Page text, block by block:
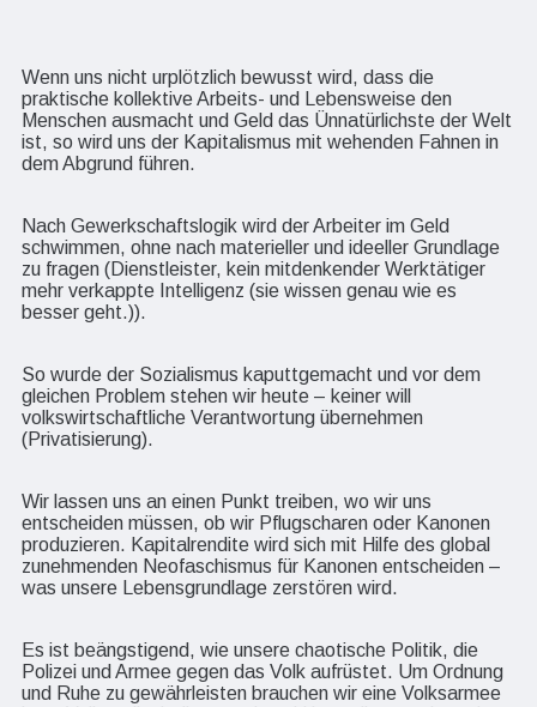
Wenn uns nicht urplötzlich bewusst wird, dass die
praktische kollektive Arbeits- und Lebensweise den
Menschen ausmacht und Geld das Ünnatürlichste der Welt
ist, so wird uns der Kapitalismus mit wehenden Fahnen in
dem Abgrund führen.
Nach Gewerkschaftslogik wird der Arbeiter im Geld
schwimmen, ohne nach materieller und ideeller Grundlage
zu fragen (Dienstleister, kein mitdenkender Werktätiger
mehr verkappte Intelligenz (sie wissen genau wie es
besser geht.)).
So wurde der Sozialismus kaputtgemacht und vor dem
gleichen Problem stehen wir heute – keiner will
volkswirtschaftliche Verantwortung übernehmen
(Privatisierung).
Wir lassen uns an einen Punkt treiben, wo wir uns
entscheiden müssen, ob wir Pflugscharen oder Kanonen
produzieren. Kapitalrendite wird sich mit Hilfe des global
zunehmenden Neofaschismus für Kanonen entscheiden –
was unsere Lebensgrundlage zerstören wird.
Es ist beängstigend, wie unsere chaotische Politik, die
Polizei und Armee gegen das Volk aufrüstet. Um Ordnung
und Ruhe zu gewährleisten brauchen wir eine Volksarmee